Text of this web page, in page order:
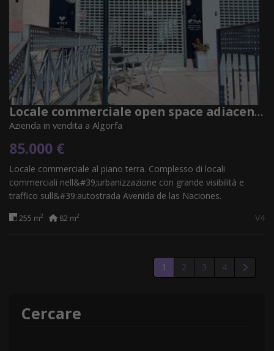
Locale commerciale open space adiacente alla strada sito al piano terra
Azienda in vendita a Algorfa
85.000 €
Locale commerciale al piano terra. Complesso di locali
commerciali nell&#39;urbanizzazione con grande visibilità e
traffico sull&#39;autostrada Avenida de las Naciones.
255 m2 82 m2 V4
1 2 3 4
Cercare